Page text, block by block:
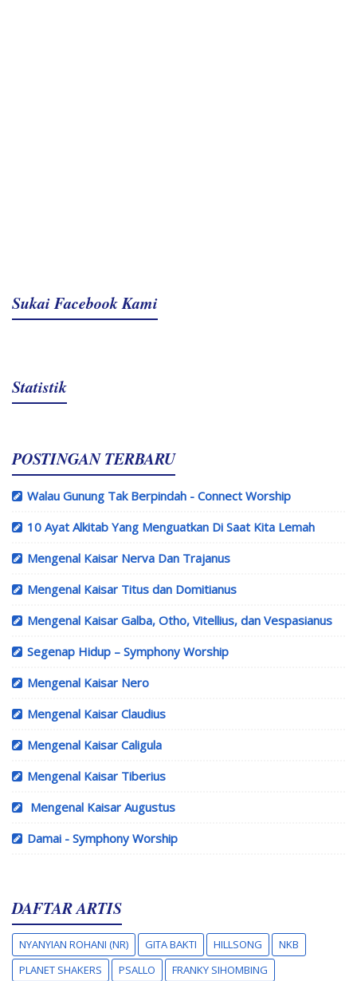
Sukai Facebook Kami
Statistik
POSTINGAN TERBARU
Walau Gunung Tak Berpindah - Connect Worship
10 Ayat Alkitab Yang Menguatkan Di Saat Kita Lemah
Mengenal Kaisar Nerva Dan Trajanus
Mengenal Kaisar Titus dan Domitianus
Mengenal Kaisar Galba, Otho, Vitellius, dan Vespasianus
Segenap Hidup – Symphony Worship
Mengenal Kaisar Nero
Mengenal Kaisar Claudius
Mengenal Kaisar Caligula
Mengenal Kaisar Tiberius
Mengenal Kaisar Augustus
Damai - Symphony Worship
DAFTAR ARTIS
NYANYIAN ROHANI (NR) GITA BAKTI HILLSONG
NKB
PLANET SHAKERS
PSALLO
FRANKY SIHOMBING